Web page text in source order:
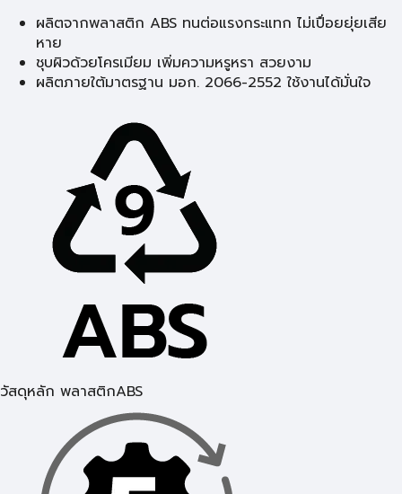
ผลิตจากพลาสติก ABS ทนต่อแรงกระแทก ไม่เปื่อยยุ่ยเสีย
หาย
ชุบผิวด้วยโครเมียม เพิ่มความหรูหรา สวยงาม
ผลิตภายใต้มาตรฐาน มอก. 2066-2552 ใช้งานได้มั่นใจ
วัสดุหลัก พลาสติกABS